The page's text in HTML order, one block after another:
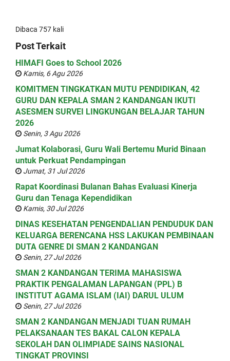
Dibaca 757 kali
Post Terkait
HIMAFI Goes to School 2026
Kamis, 6 Agu 2026
KOMITMEN TINGKATKAN MUTU PENDIDIKAN, 42
GURU DAN KEPALA SMAN 2 KANDANGAN IKUTI
ASESMEN SURVEI LINGKUNGAN BELAJAR TAHUN
2026
Senin, 3 Agu 2026
Jumat Kolaborasi, Guru Wali Bertemu Murid Binaan
untuk Perkuat Pendampingan
Jumat, 31 Jul 2026
Rapat Koordinasi Bulanan Bahas Evaluasi Kinerja
Guru dan Tenaga Kependidikan
Kamis, 30 Jul 2026
DINAS KESEHATAN PENGENDALIAN PENDUDUK DAN
KELUARGA BERENCANA HSS LAKUKAN PEMBINAAN
DUTA GENRE DI SMAN 2 KANDANGAN
Senin, 27 Jul 2026
SMAN 2 KANDANGAN TERIMA MAHASISWA
PRAKTIK PENGALAMAN LAPANGAN (PPL) B
INSTITUT AGAMA ISLAM (IAI) DARUL ULUM
Senin, 27 Jul 2026
SMAN 2 KANDANGAN MENJADI TUAN RUMAH
PELAKSANAAN TES BAKAL CALON KEPALA
SEKOLAH DAN OLIMPIADE SAINS NASIONAL
TINGKAT PROVINSI